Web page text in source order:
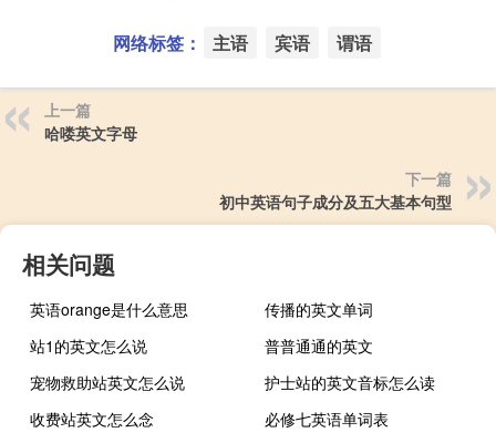
网络标签： 主语 宾语 谓语
上一篇
哈喽英文字母
下一篇
初中英语句子成分及五大基本句型
相关问题
英语orange是什么意思
传播的英文单词
站1的英文怎么说
普普通通的英文
宠物救助站英文怎么说
护士站的英文音标怎么读
收费站英文怎么念
必修七英语单词表